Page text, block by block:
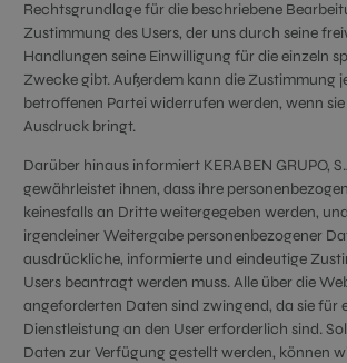
Rechtsgrundlage für die beschriebene
Zustimmung des Users, der uns durch seine
Handlungen seine Einwilligung für die einzeln
Zwecke gibt. Außerdem kann die Zustimmung
betroffenen Partei widerrufen werden, wenn
Ausdruck bringt.
Darüber hinaus informiert KERABEN GRUPO,
gewährleistet ihnen, dass ihre
keinesfalls an Dritte weitergegeben werden,
irgendeiner Weitergabe personenbezogener
ausdrückliche, informierte und eindeutige
Users beantragt werden muss. Alle über die
angeforderten Daten sind zwingend, da sie für
Dienstleistung an den User erforderlich sind.
Daten zur Verfügung gestellt werden, können